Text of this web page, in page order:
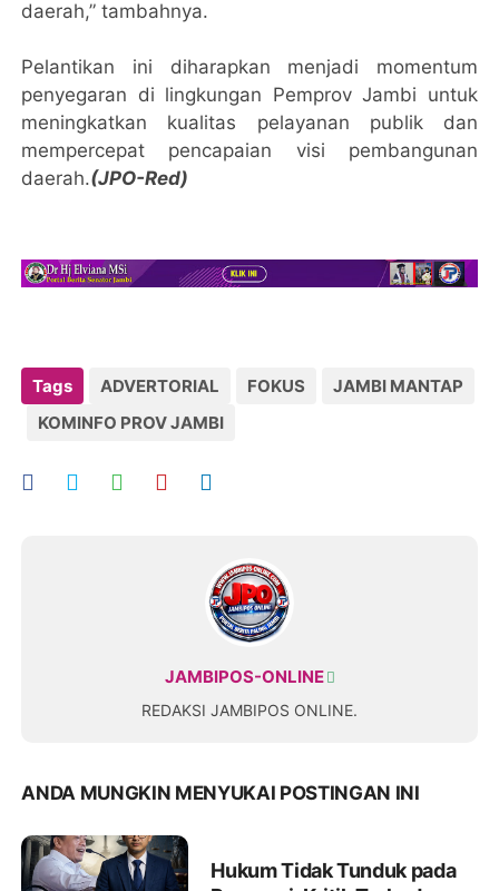
daerah,” tambahnya.
Pelantikan ini diharapkan menjadi momentum
penyegaran di lingkungan Pemprov Jambi untuk
meningkatkan kualitas pelayanan publik dan
mempercepat pencapaian visi pembangunan
daerah.(JPO-Red)
Tags ADVERTORIAL FOKUS
JAMBI MANTAP
KOMINFO PROV JAMBI
JAMBIPOS-ONLINE
REDAKSI JAMBIPOS ONLINE.
ANDA MUNGKIN MENYUKAI POSTINGAN INI
Hukum Tidak Tunduk pada